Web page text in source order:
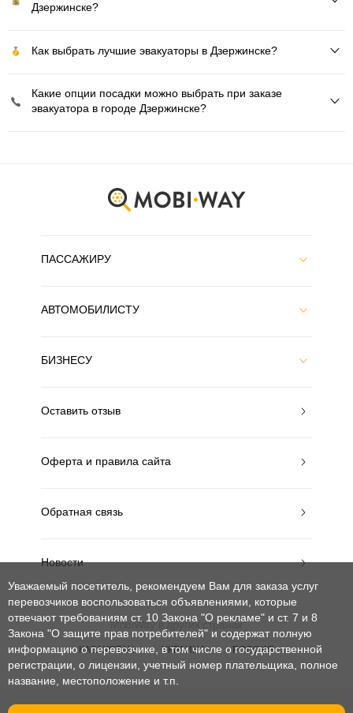
Дзержинске?
Как выбрать лучшие эвакуаторы в Дзержинске?
Какие опции посадки можно выбрать при заказе
эвакуатора в городе Дзержинске?
ПАССАЖИРУ
АВТОМОБИЛИСТУ
БИЗНЕСУ
Оставить отзыв
Оферта и правила сайта
Обратная связь
Новости
MobiWay в других странах
КАЗАХСТАН УКРАИНА РОССИЯ
Уважаемый посетитель, рекомендуем Вам для заказа услуг
перевозчиков воспользоваться объявлениями, которые
отвечают требованиям ст. 10 Закона "О рекламе" и ст. 7 и 8
Закона "О защите прав потребителей" и содержат полную
информацию о перевозчике, в том числе о государственной
регистрации, о лицензии, учетный номер плательщика, полное
название, местоположение и т.п.